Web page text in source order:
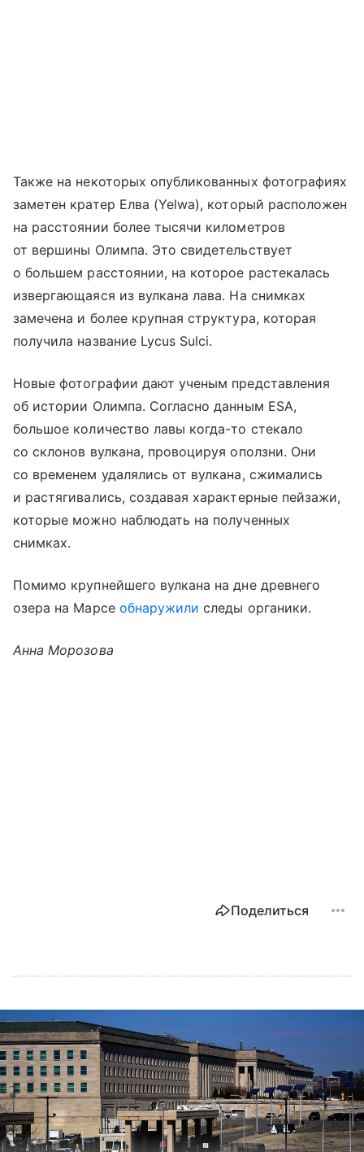
Также на некоторых опубликованных фотографиях
заметен кратер Елва (Yelwa), который расположен
на расстоянии более тысячи километров
от вершины Олимпа. Это свидетельствует
о большем расстоянии, на которое растекалась
извергающаяся из вулкана лава. На снимках
замечена и более крупная структура, которая
получила название Lycus Sulci.
Новые фотографии дают ученым представления
об истории Олимпа. Согласно данным ESA,
большое количество лавы когда-то стекало
со склонов вулкана, провоцируя оползни. Они
со временем удалялись от вулкана, сжимались
и растягивались, создавая характерные пейзажи,
которые можно наблюдать на полученных
снимках.
Помимо крупнейшего вулкана на дне древнего
озера на Марсе обнаружилиследы органики.
Анна Морозова
Поделиться